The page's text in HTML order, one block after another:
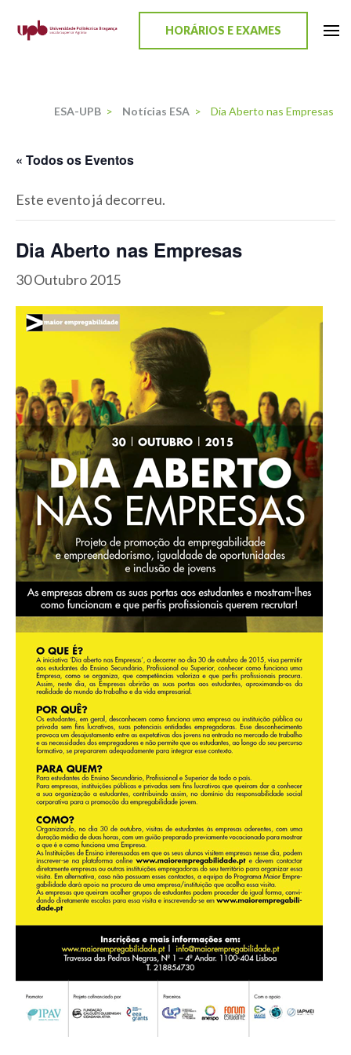
HORÁRIOS E EXAMES
ESA-UPB > Notícias ESA > Dia Aberto nas Empresas
« Todos os Eventos
Este evento já decorreu.
Dia Aberto nas Empresas
30 Outubro 2015